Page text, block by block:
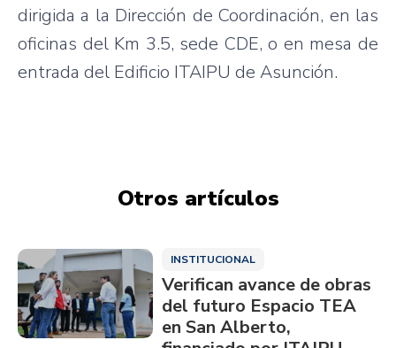
dirigida a la Dirección de Coordinación, en las
oficinas del Km 3.5, sede CDE, o en mesa de
entrada del Edificio ITAIPU de Asunción.
Otros artículos
INSTITUCIONAL
Verifican avance de obras
del futuro Espacio TEA
en San Alberto,